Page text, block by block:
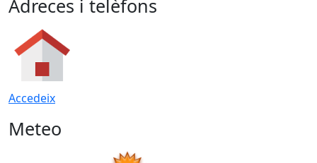
Adreces i telèfons
Accedeix
Meteo